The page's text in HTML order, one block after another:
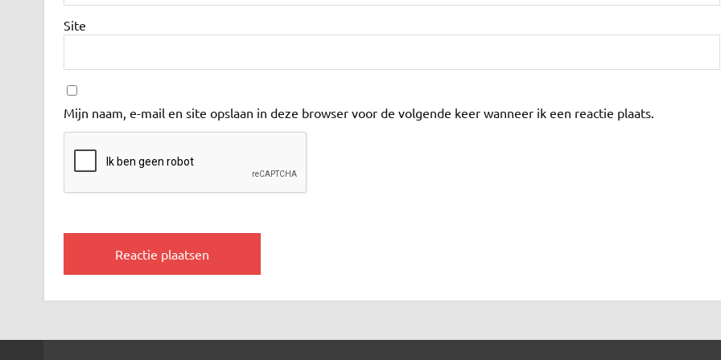
Site
Mijn naam, e-mail en site opslaan in deze browser voor de volgende keer wanneer ik een reactie plaats.